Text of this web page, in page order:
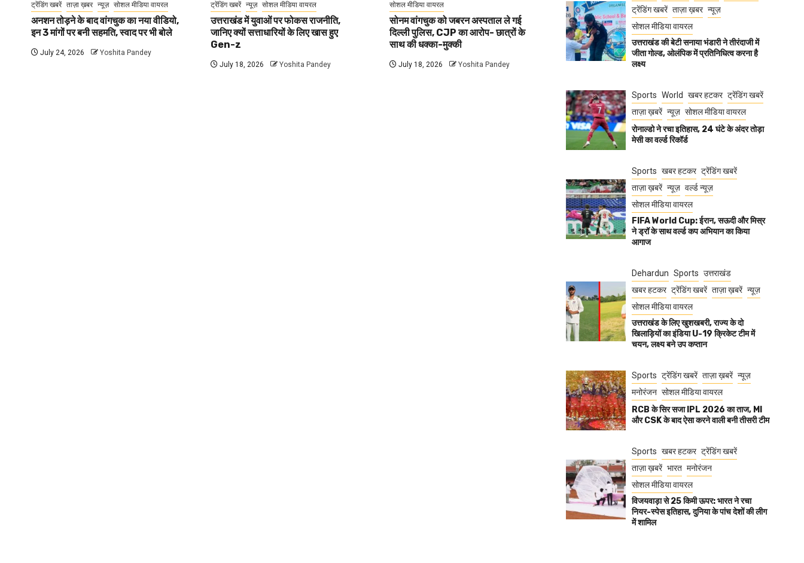
ट्रेंडिंग खबरें ताज़ा ख़बर न्यूज़ सोशल मीडिया वायरल
अनशन तोड़ने के बाद वांगचुक का नया वीडियो,
इन 3 मांगों पर बनी सहमति, स्वाद पर भी बोले
July 24, 2026 Yoshita Pandey
ट्रेंडिंग खबरें न्यूज़ सोशल मीडिया वायरल
उत्तराखंड में युवाओं पर फोकस राजनीति,
जानिए क्यों सत्ताधारियों के लिए खास हुए
Gen-z
July 18, 2026 Yoshita Pandey
सोशल मीडिया वायरल
सोनम वांगचुक को जबरन अस्पताल ले गई
दिल्ली पुलिस, CJP का आरोप- छात्रों के
साथ की धक्का-मुक्की
July 18, 2026 Yoshita Pandey
ट्रेंडिंग खबरें ताज़ा ख़बर न्यूज़
सोशल मीडिया वायरल
उत्तराखंड की बेटी सनाया भंडारी ने तीरंदाजी में
जीता गोल्ड, ओलंपिक में प्रतिनिधित्व करना है
लक्ष्य
Sports World खबर हटकर ट्रेंडिंग खबरें
ताज़ा ख़बरें न्यूज़ सोशल मीडिया वायरल
रोनाल्डो ने रचा इतिहास, 24 घंटे के अंदर तोड़ा
मेसी का वर्ल्ड रिकॉर्ड
Sports खबर हटकर ट्रेंडिंग खबरें
ताज़ा ख़बरें न्यूज़ वर्ल्ड न्यूज़
सोशल मीडिया वायरल
FIFA World Cup: ईरान, सऊदी और मिस्र
ने ड्रॉ के साथ वर्ल्ड कप अभियान का किया
आगाज
Dehardun Sports उत्तराखंड
खबर हटकर ट्रेंडिंग खबरें ताज़ा ख़बरें न्यूज़
सोशल मीडिया वायरल
उत्तराखंड के लिए खुशखबरी, राज्य के दो
खिलाड़ियों का इंडिया U-19 क्रिकेट टीम में
चयन, लक्ष्य बने उप कप्तान
Sports ट्रेंडिंग खबरें ताज़ा ख़बरें न्यूज़
मनोरंजन सोशल मीडिया वायरल
RCB के सिर सजा IPL 2026 का ताज, MI
और CSK के बाद ऐसा करने वाली बनी तीसरी टीम
Sports खबर हटकर ट्रेंडिंग खबरें
ताज़ा ख़बरें भारत मनोरंजन
सोशल मीडिया वायरल
विजयवाड़ा से 25 किमी ऊपर: भारत ने रचा
नियर-स्पेस इतिहास, दुनिया के पांच देशों की लीग
में शामिल